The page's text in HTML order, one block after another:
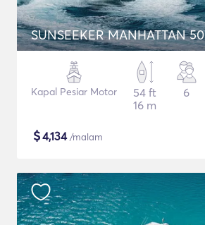
SUNSEEKER MANHATTAN 50
Kapal Pesiar Motor
54 ft
16 m
6
$4,134/malam